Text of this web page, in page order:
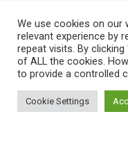
WordPress
Facebook
Twitter
We use cookies on our
relevant experience by
repeat visits. By
of ALL the cookies.
to provide a controlled
Cookie Settings